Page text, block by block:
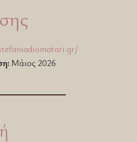
Μάιος 2026